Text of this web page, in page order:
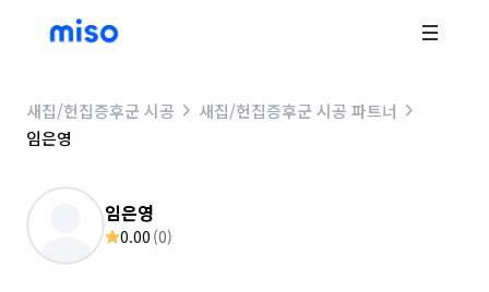
새집/헌집증후군 시공
새집/헌집증후군 시공 파트너
임은영
임은영
0.00 (0)